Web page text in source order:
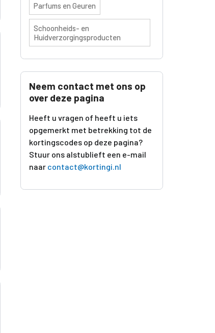
Parfums en Geuren
Schoonheids- en
Huidverzorgingsproducten
Neem contact met ons op
over deze pagina
Heeft u vragen of heeft u iets
opgemerkt met betrekking tot de
kortingscodes op deze pagina?
Stuur ons alstublieft een e-mail
naar contact@kortingi.nl